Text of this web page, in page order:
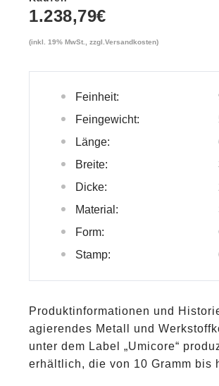
1.238,79€
(inkl. 19% MwSt., zzgl.Versandkosten)
Feinheit:
Feingewicht:
Länge:
Breite:
Dicke:
Material:
Form:
Stamp:
Produktinformationen und
agierendes Metall und
unter dem Label „Umicore“
erhältlich, die von 10 Gramm